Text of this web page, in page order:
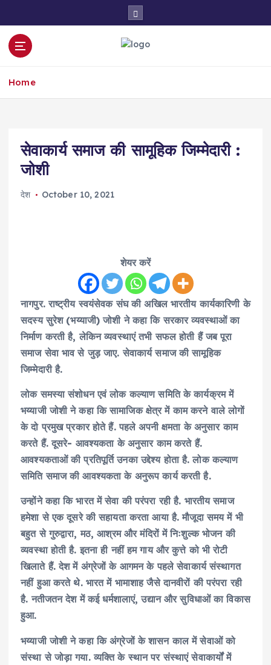
Home
सेवाकार्य समाज की सामूहिक जिम्मेदारी :
जोशी
देश October 10, 2021
शेयर करें
नागपुर. राष्ट्रीय स्वयंसेवक संघ की अखिल भारतीय कार्यकारिणी के
सदस्य सुरेश (भय्याजी) जोशी ने कहा कि सरकार व्यवस्थाओं का
निर्माण करती है, लेकिन व्यवस्थाएं तभी सफल होती हैं जब पूरा
समाज सेवा भाव से जुड़ जाए. सेवाकार्य समाज की सामूहिक
जिम्मेदारी है.
लोक समस्या संशोधन एवं लोक कल्याण समिति के कार्यक्रम में
भय्याजी जोशी ने कहा कि सामाजिक क्षेत्र में काम करने वाले लोगों
के दो प्रमुख प्रकार होते हैं. पहले अपनी क्षमता के अनुसार काम
करते हैं. दूसरे- आवश्यकता के अनुसार काम करते हैं.
आवश्यकताओं की प्रतिपूर्ति उनका उद्देश्य होता है. लोक कल्याण
समिति समाज की आवश्यकता के अनुरूप कार्य करती है.
उन्होंने कहा कि भारत में सेवा की परंपरा रही है. भारतीय समाज
हमेशा से एक दूसरे की सहायता करता आया है. मौजूदा समय में भी
बहुत से गुरुद्वारा, मठ, आश्रम और मंदिरों में निःशुल्क भोजन की
व्यवस्था होती है. इतना ही नहीं हम गाय और कुत्ते को भी रोटी
खिलाते हैं. देश में अंग्रेजों के आगमन के पहले सेवाकार्य संस्थागत
नहीं हुआ करते थे. भारत में भामाशाह जैसे दानवीरों की परंपरा रही
है. नतीजतन देश में कई धर्मशालाएं, उद्यान और सुविधाओं का विकास
हुआ.
भय्याजी जोशी ने कहा कि अंग्रेजों के शासन काल में सेवाओं को
संस्था से जोड़ा गया. व्यक्ति के स्थान पर संस्थाएं सेवाकार्यों में